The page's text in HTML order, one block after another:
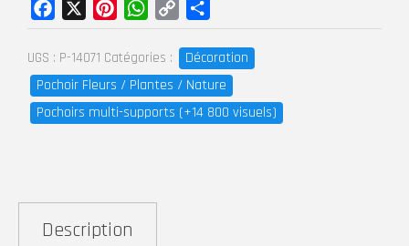
UGS : P-14071 Catégories :
Décoration
Pochoir Fleurs / Plantes / Nature
Pochoirs multi-supports (+14 800 visuels)
Facebook PinterestWhatsApp
Copy
Link
Description